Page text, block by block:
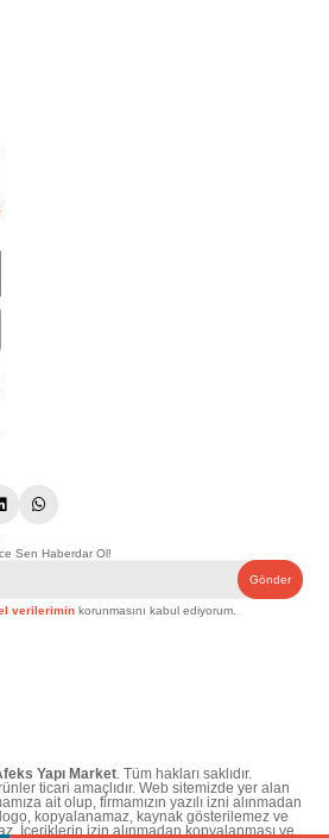
Sen Haberdar Ol!
Gönder
verilerimin korunmasını kabul ediyorum.
Yapı Market. Tüm hakları saklıdır.
ticari amaçlıdır. Web sitemizde yer alan
ait olup, firmamızın yazılı izni alınmadan
kopyalanamaz, kaynak gösterilemez ve
İçeriklerin izin alınmadan kopyalanması ve